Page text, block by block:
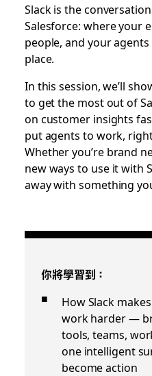
Slack is the
Salesforce: where your
people, and your
place.
In this session, we’ll
to get the most out of
on customer insights
put agents to work,
Whether you’re brand
new ways to use it with
away with something
你將學習到：
How Slack
work harder —
tools, teams,
one intelligent
become action